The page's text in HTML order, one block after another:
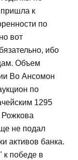
пришла к
по
вот
ибо
Объем
Во Ансомон
по
1295
Рожкова
не подал
активов банка.
к победе в